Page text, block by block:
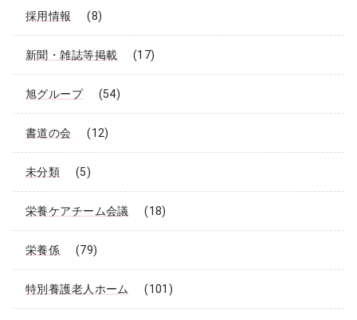
採用情報 (8)
新聞・雑誌等掲載 (17)
旭グループ (54)
書道の会 (12)
未分類 (5)
栄養ケアチーム会議 (18)
栄養係 (79)
特別養護老人ホーム (101)